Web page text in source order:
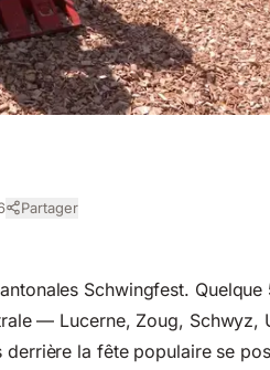
Partager
Schwingfest. Quelque
— Lucerne, Zoug, Schwyz,
la fête populaire se